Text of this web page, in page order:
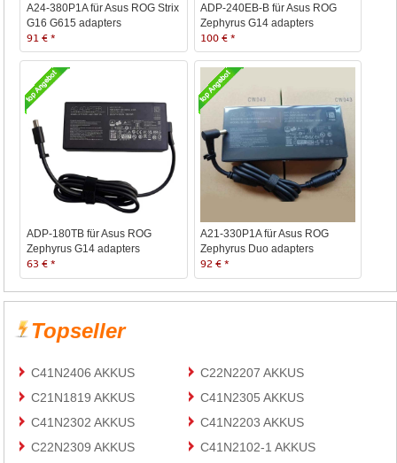
A24-380P1A für Asus ROG Strix
G16 G615 adapters
91 € *
ADP-240EB-B für Asus ROG
Zephyrus G14 adapters
100 € *
ADP-180TB für Asus ROG
Zephyrus G14 adapters
63 € *
A21-330P1A für Asus ROG
Zephyrus Duo adapters
92 € *
Topseller
C41N2406 AKKUS
C22N2207 AKKUS
C21N1819 AKKUS
C41N2305 AKKUS
C41N2302 AKKUS
C41N2203 AKKUS
C22N2309 AKKUS
C41N2102-1 AKKUS